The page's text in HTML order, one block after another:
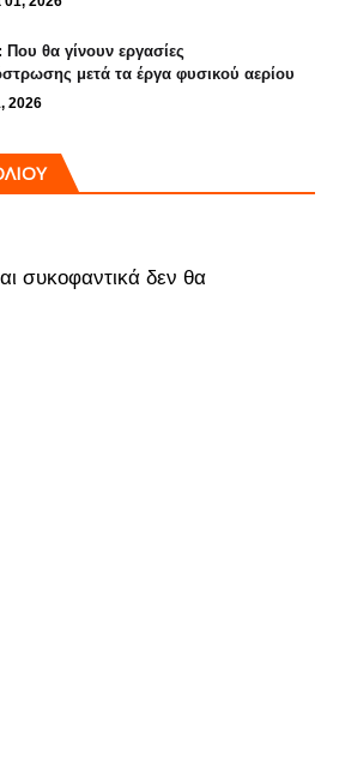
Που θα γίνουν εργασίες
μετά τα έργα φυσικού αερίου
2026
συκοφαντικά δεν θα